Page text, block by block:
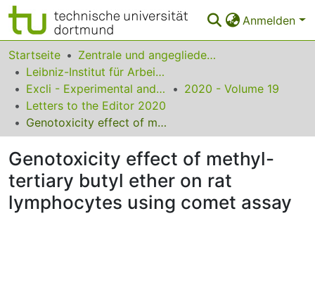
Anmelden
Bereiche & Sammlungen
Das gesamte Repositorium
Statistiken
FAQ
Leitlinien
Zurück zur Startseite
Startseite
Zentrale und angegliederte Institute
Leibniz-Institut für Arbeitsforschung an der TU Dortmund
Excli - Experimental and Clinical Sciences
2020 - Volume 19
Letters to the Editor 2020
Genotoxicity effect of methyl-tertiary butyl ether on rat lymphocytes using comet assay
Genotoxicity effect of methyl-
tertiary butyl ether on rat
lymphocytes using comet assay